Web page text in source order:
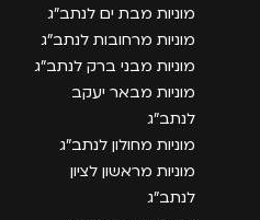
מוניות מבת ים לנתב״ג
מוניות מרחובות לנתב״ג
מוניות מבני ברק לנתב״ג
מוניות מבאר יעקב
לנתב״ג
מוניות מחולון לנתב״ג
מוניות מראשון לציון
לנתב״ג